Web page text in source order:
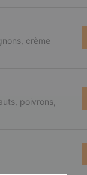
crème
poivrons,